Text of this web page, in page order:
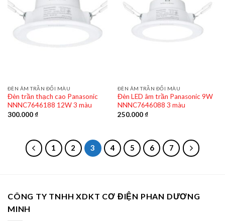
ĐÈN ÂM TRẦN ĐỔI MÀU
Đèn trần thạch cao Panasonic
NNNC7646188 12W 3 màu
300.000₫
ĐÈN ÂM TRẦN ĐỔI MÀU
Đèn LED âm trần Panasonic 9W
NNNC7646088 3 màu
250.000₫
1 2 3 4 5 6 7
CÔNG TY TNHH XDKT CƠ ĐIỆN PHAN DƯƠNG
MINH